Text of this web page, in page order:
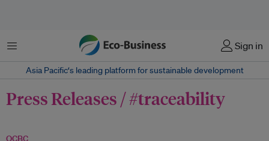
Menu Sign in
Asia Pacific‘s leading platform for sustainable development
Press Releases / #traceability
OCBC